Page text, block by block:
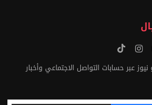
نيوز عبر حسابات التواصل الاجتماعي وأخبار